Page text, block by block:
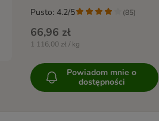
66,96 zł
1 116,00 zł / kg
Pusto: 4.2/5 (85)
Powiadom mnie o
dostępności